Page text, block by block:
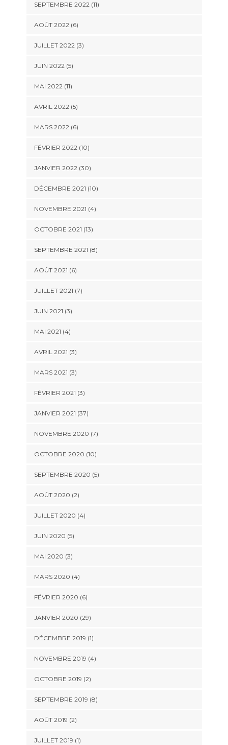
SEPTEMBRE 2022 (11)
AOÛT 2022 (6)
JUILLET 2022 (3)
JUIN 2022 (5)
MAI 2022 (11)
AVRIL 2022 (5)
MARS 2022 (6)
FÉVRIER 2022 (10)
JANVIER 2022 (30)
DÉCEMBRE 2021 (10)
NOVEMBRE 2021 (4)
OCTOBRE 2021 (13)
SEPTEMBRE 2021 (8)
AOÛT 2021 (6)
JUILLET 2021 (7)
JUIN 2021 (3)
MAI 2021 (4)
AVRIL 2021 (3)
MARS 2021 (3)
FÉVRIER 2021 (3)
JANVIER 2021 (37)
NOVEMBRE 2020 (7)
OCTOBRE 2020 (10)
SEPTEMBRE 2020 (5)
AOÛT 2020 (2)
JUILLET 2020 (4)
JUIN 2020 (5)
MAI 2020 (3)
MARS 2020 (4)
FÉVRIER 2020 (6)
JANVIER 2020 (29)
DÉCEMBRE 2019 (1)
NOVEMBRE 2019 (4)
OCTOBRE 2019 (2)
SEPTEMBRE 2019 (8)
AOÛT 2019 (2)
JUILLET 2019 (1)